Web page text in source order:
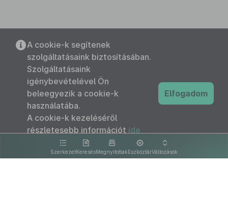
SzerkezetKeresésMegnyitottakEszköztárVáltozások
A cookie-k segítenek
szolgáltatásaink biztosításában.
Szolgáltatásaink
igénybevételével Ön
beleegyezik a cookie-k
használatába.
A cookie-k kezeléséről
részletesebb információt ide
kattintva olvashat.
Elfogadom